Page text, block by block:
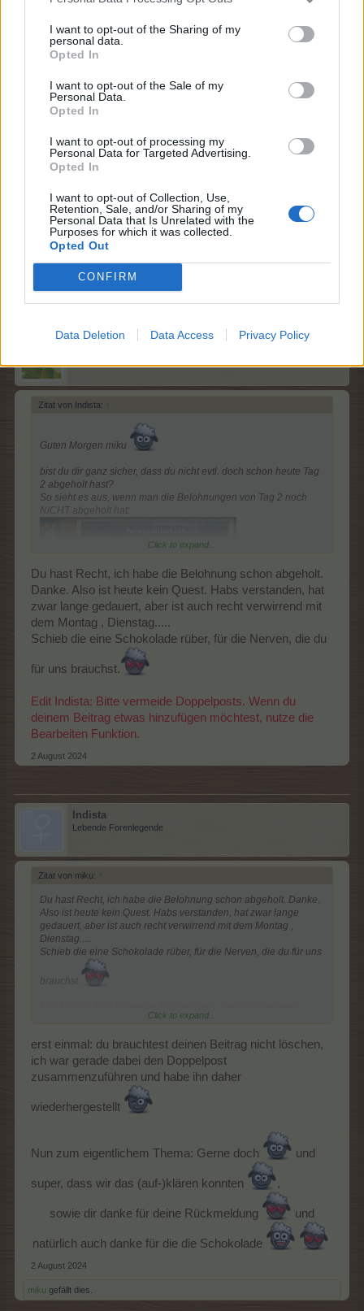
I want to opt-out of the Sharing of my
personal data.
Opted In
I want to opt-out of the Sale of my
Personal Data.
Opted In
I want to opt-out of processing my
Personal Data for Targeted Advertising.
Opted In
I want to opt-out of Collection, Use,
Retention, Sale, and/or Sharing of my
Personal Data that Is Unrelated with the
Purposes for which it was collected.
Opted Out
CONFIRM
Data Deletion Data Access Privacy Policy
und der Button Abholen wird ersetzt durch einen Timer,
der die verbleibende Zeit anzeigt bis zur nächsten
Abholung
Wie hier zu sehen ist:
Tag 3 = 1 Ticket
Tag 4 = kein Ticket
Tag 5 = Ticket
undmikugefällt dies.
Zitat von Indista: ↑
Guten Morgen miku
bist du dir ganz sicher, dass du nicht evtl. doch schon heute Tag
2 abgeholt hast?
So sieht es aus, wenn man die Belohnungen von Tag 2 noch
NICHT abgeholt hat:
Es steht bei Tag 2 und der Button Abholen ist grün
Nach Abholung springt es um und an 1. Position steht nicht
Als ich mich auf meine Farmen eingeloggt habe, erschien diese
sondern diese Belohnungen der Farmgesellschaft. Gut möglich
dass du ohne groß darüber nachzudenken auf Abholen geklickt
hast?
Wie schaut es denn bei dir aus, 1. Position steht auch Tag 3?
und unten, läuft da ein Timer? - wenn ja, dann hast du deine
Belohnungen abgeholt.
der kann diese Quest HEUTE nicht erfüllen,
die 1. Quest verwendet
und das nächste Ticket gibt es erst am Tag 3 !!!
Click to expand...
Du hast Recht, ich habe die Belohnung schon abgeholt.
Danke. Also ist heute kein Quest. Habs verstanden, hat
zwar lange gedauert, aber ist auch recht verwirrend mit
dem Montag , Dienstag.....
Schieb die eine Schokolade rüber, für die Nerven, die du
für uns brauchst.
Edit Indista: Bitte vermeide Doppelposts. Wenn du
deinem Beitrag etwas hinzufügen möchtest, nutze die
Bearbeiten Funktion.
2 August 2024
Indista
Lebende Forenlegende
Zitat von miku: ↑
Du hast Recht, ich habe die Belohnung schon abgeholt. Danke.
Also ist heute kein Quest. Habs verstanden, hat zwar lange
gedauert, aber ist auch recht verwirrend mit dem Montag ,
Dienstag.....
Schieb die eine Schokolade rüber, für die Nerven, die du für uns
brauchst.
Beitrag etwas hinzufügen möchtest, nutze die Bearbeiten
Click to expand...
erst einmal: du brauchtest deinen Beitrag nicht löschen,
ich war gerade dabei den Doppelpost
zusammenzuführen und habe ihn daher
wiederhergestellt
Nun zum eigentlichem Thema: Gerne doch und
super, dass wir das (auf-)klären konnten ,
sowie dir danke für deine Rückmeldung und
natürlich auch danke für die die Schokolade
2 August 2024
miku gefällt dies.